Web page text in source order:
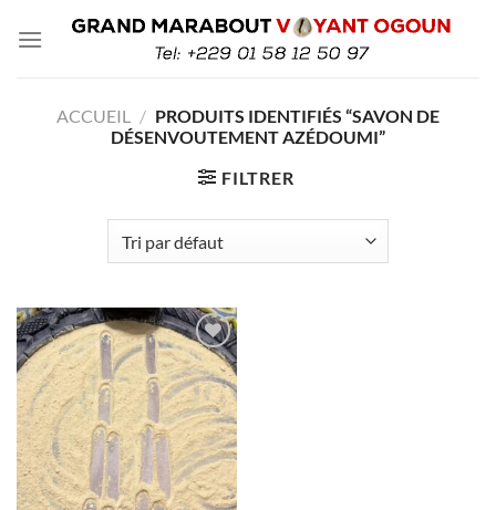
ACCUEIL / PRODUITS IDENTIFIÉS “SAVON DE
DÉSENVOUTEMENT AZÉDOUMI”
FILTRER
Ajouter à la liste de souhaits